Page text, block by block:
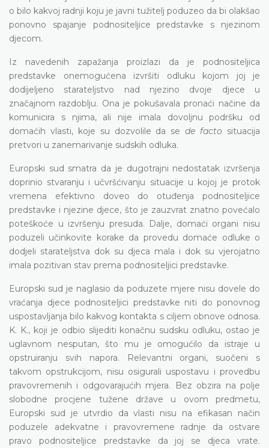
o bilo kakvoj radnji koju je javni tužitelj poduzeo da bi olakšao
ponovno spajanje podnositeljice predstavke s njezinom
djecom.
Iz navedenih zapažanja proizlazi da je podnositeljica
predstavke onemogućena izvršiti odluku kojom joj je
dodijeljeno starateljstvo nad njezino dvoje djece u
značajnom razdoblju. Ona je pokušavala pronaći načine da
komunicira s njima, ali nije imala dovoljnu podršku od
domaćih vlasti, koje su dozvolile da sede facto situacija
pretvori u zanemarivanje sudskih odluka.
Europski sud smatra da je dugotrajni nedostatak izvršenja
doprinio stvaranju i učvršćivanju situacije u kojoj je protok
vremena efektivno doveo do otuđenja podnositeljice
predstavke i njezine djece, što je zauzvrat znatno povećalo
poteškoće u izvršenju presuda. Dalje, domaći organi nisu
poduzeli učinkovite korake da provedu domaće odluke o
dodjeli starateljstva dok su djeca mala i dok su vjerojatno
imala pozitivan stav prema podnositeljici predstavke.
Europski sud je naglasio da poduzete mjere nisu dovele do
vraćanja djece podnositeljici predstavke niti do ponovnog
uspostavljanja bilo kakvog kontakta s ciljem obnove odnosa.
K. K., koji je odbio slijediti konačnu sudsku odluku, ostao je
uglavnom nesputan, što mu je omogućilo da istraje u
opstruiranju svih napora. Relevantni organi, suočeni s
takvom opstrukcijom, nisu osigurali uspostavu i provedbu
pravovremenih i odgovarajućih mjera. Bez obzira na polje
slobodne procjene tužene države u ovom predmetu,
Europski sud je utvrdio da vlasti nisu na efikasan način
poduzele adekvatne i pravovremene radnje da ostvare
pravo podnositeljice predstavke da joj se djeca vrate.